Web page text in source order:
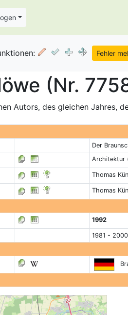
(Nr.
Autors, des gleichen Jahres,
Der
Architektur
Thomas
Thomas
1992
1981 -